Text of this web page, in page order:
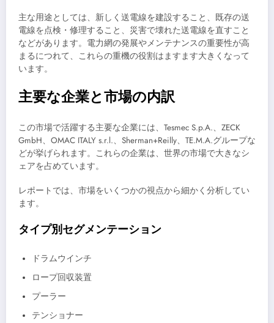
主な用途としては、新しく送電線を建設すること、既存の送
電線を点検・修理すること、災害で壊れた送電線を直すこと
などがあります。電力網の発展やメンテナンスの重要性が高
まるにつれて、これらの重機の役割はますます大きくなって
います。
主要な企業と市場の内訳
この市場で活躍する主要な企業には、Tesmec S.p.A.、ZECK
GmbH、OMAC ITALY s.r.l.、Sherman+Reilly、TE.M.A.グループな
どが挙げられます。これらの企業は、世界の市場で大きなシ
ェアを占めています。
レポートでは、市場をいくつかの視点から細かく分析してい
ます。
タイプ別セグメンテーション
ドラムウインチ
ロープ回収装置
プーラー
テンショナー